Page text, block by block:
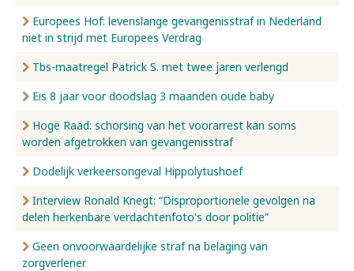
Europees Hof: levenslange gevangenisstraf in Nederland
niet in strijd met Europees Verdrag
Tbs-maatregel Patrick S. met twee jaren verlengd
Eis 8 jaar voor doodslag 3 maanden oude baby
Hoge Raad: schorsing van het voorarrest kan soms
worden afgetrokken van gevangenisstraf
Dodelijk verkeersongeval Hippolytushoef
Interview Ronald Knegt: “Disproportionele gevolgen na
delen herkenbare verdachtenfoto's door politie”
Geen onvoorwaardelijke straf na belaging van
zorgverlener